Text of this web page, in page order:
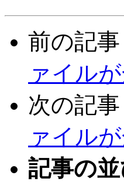
前の記事
ァイル
次の記事
ァイル
記事の